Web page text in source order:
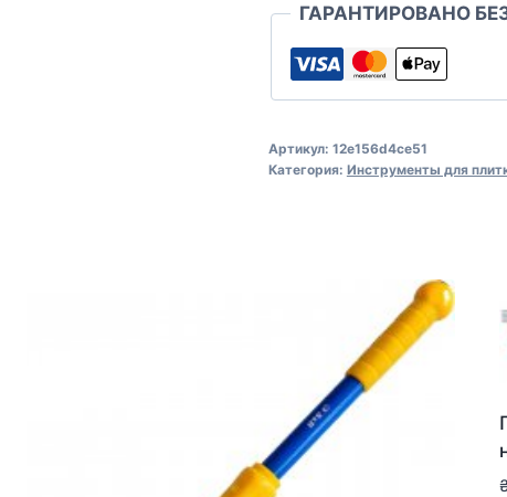
ГАРАНТИРОВАНО
Артикул: 12e156d4ce51
Категория: Инструменты для